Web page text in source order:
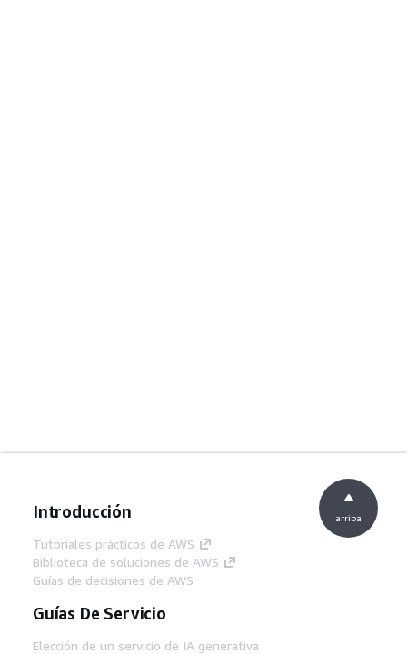
Introducción
Tutoriales prácticos de AWS
Biblioteca de soluciones de AWS
Guías de decisiones de AWS
Guías De Servicio
Elección de un servicio de IA generativa
arriba